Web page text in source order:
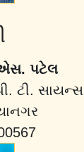
પટેલ
ટી. સાયન્સ